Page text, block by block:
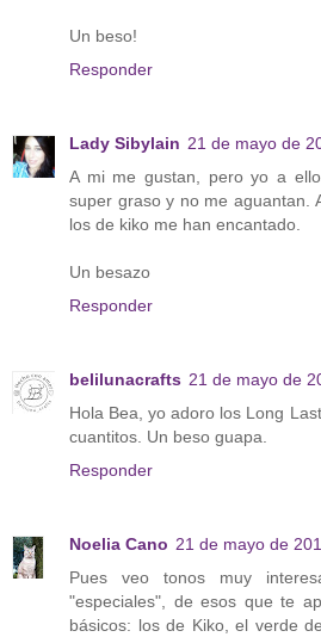
Un beso!
Responder
Lady Sibylain 21 de mayo de
A mi me gustan, pero yo a
super graso y no me aguantan.
los de kiko me han encantado.
Un besazo
Responder
belilunacrafts 21 de mayo de
Hola Bea, yo adoro los Long
cuantitos. Un beso guapa.
Responder
Noelia Cano 21 de mayo de
Pues veo tonos muy
"especiales", de esos que te
básicos: los de Kiko, el verde